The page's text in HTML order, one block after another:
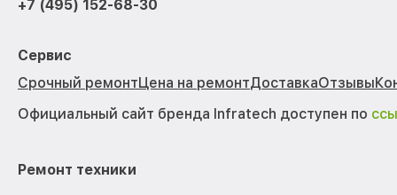
+7 (495) 152-68-30
Сервис
Срочный ремонтЦена на ремонтДоставкаОтзывы
Официальный сайт бренда Infratech доступен по
Ремонт техники